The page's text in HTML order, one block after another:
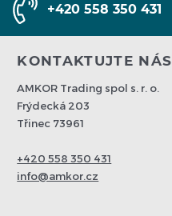
+420 558 350 431
KONTAKTUJTE NÁS
AMKOR Trading spol s. r. o.
Frýdecká 203
Třinec 73961
+420 558 350 431
info@amkor.cz